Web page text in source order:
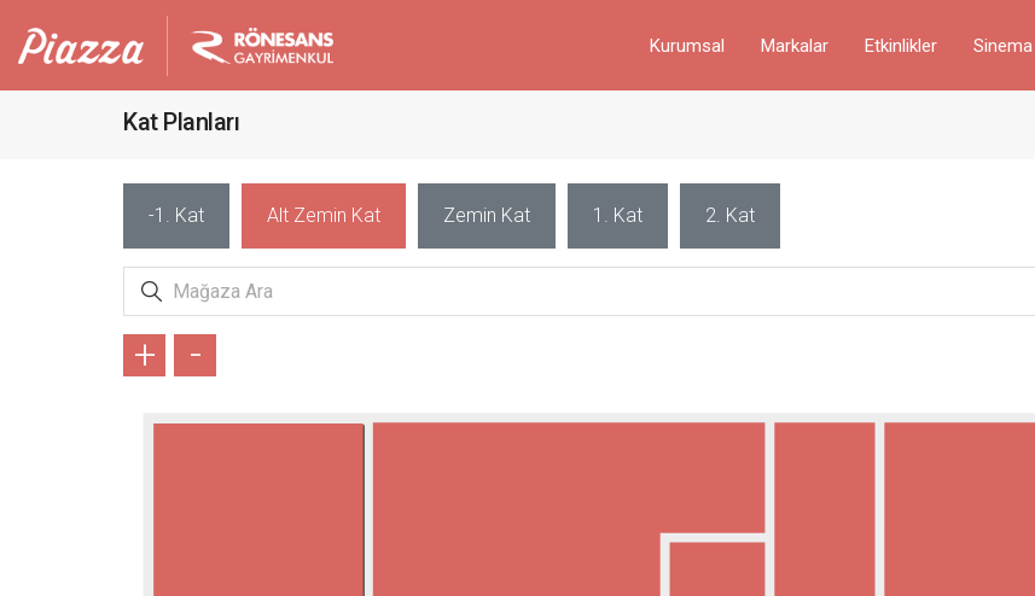
Kurumsal Markalar Etkinlikler Sinema
Kat Planları
-1. Kat Alt Zemin Kat Zemin Kat 1. Kat 2. Kat
+ -